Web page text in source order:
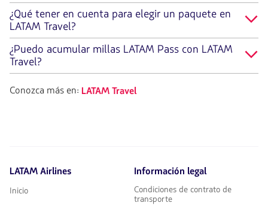
¿Qué tener en cuenta para elegir un paquete en
LATAM Travel?
¿Puedo acumular millas LATAM Pass con LATAM
Travel?
Conozca más en: LATAM Travel
LATAM Airlines
Inicio
Información legal
Condiciones de contrato de
transporte